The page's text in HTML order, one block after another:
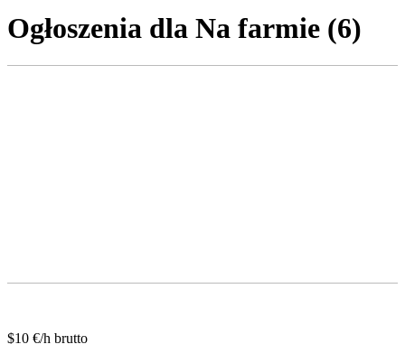
Ogłoszenia dla Na farmie (6)
$10 €/h brutto